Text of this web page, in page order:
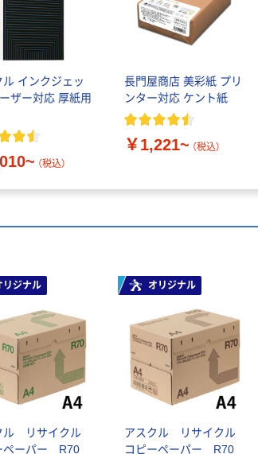
ル インクジェッ
ザー対応 厚紙用
（税込）
長門屋商店 美彩紙 プリ
ンター対応 ケント紙
￥1,221~ （税込）
リジナル
ル リサイクル
ペーパー R70
オリジナル
アスクル リサイクル
コピーペーパー R70